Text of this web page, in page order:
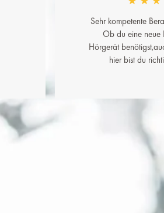
Sehr kompetente
Ob du eine neue
Hörgerät
hier bist du